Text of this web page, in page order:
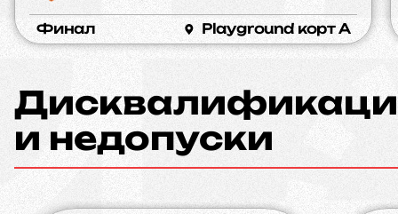
Финал Playground корт A
и недопуски